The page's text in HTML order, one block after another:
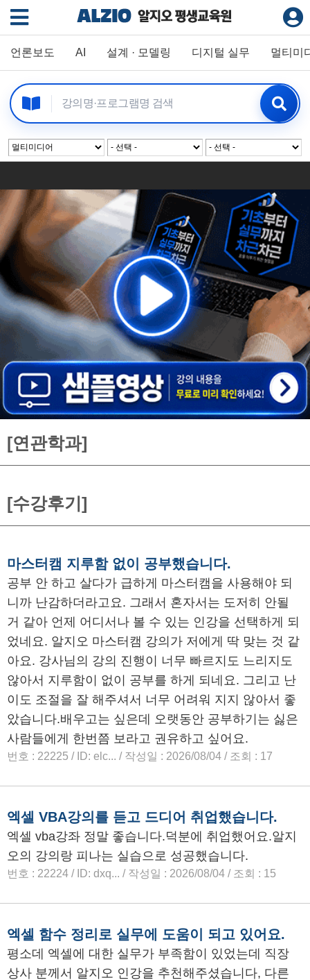
언론보도 AI 설계 · 모델링 디지털 실무 멀티미
[연관학과]
[수강후기]